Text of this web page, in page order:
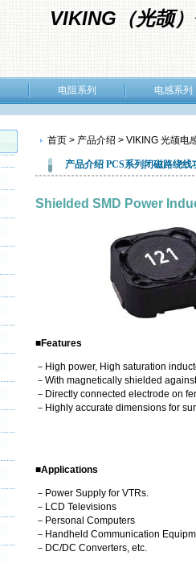
VIKING（光颉
电阻系列 电感系列
首页 > 产品介绍 > VIKING 光颉电
产品介绍 PCS系列闭磁路绕线
Shielded SMD Power
■Features
－High power, High saturation
－With magnetically shielded
－Directly connected electrode on
－Highly accurate dimensions for
■Applications
－Power Supply for VTRs.
－LCD Televisions
－Personal Computers
－Handheld Communication
－DC/DC Converters, etc.